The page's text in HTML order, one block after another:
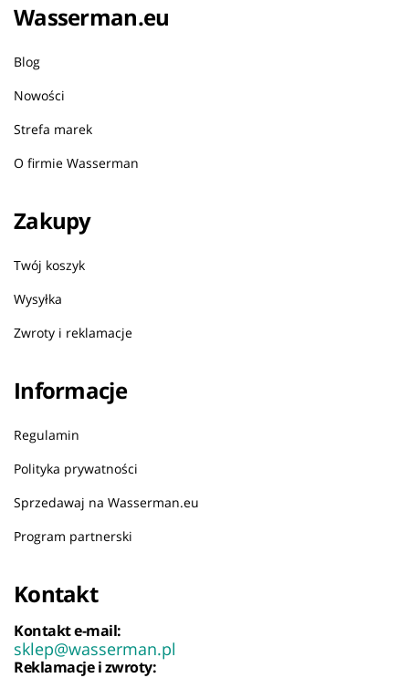
Wasserman.eu
Blog
Nowości
Strefa marek
O firmie Wasserman
Zakupy
Twój koszyk
Wysyłka
Zwroty i reklamacje
Informacje
Regulamin
Polityka prywatności
Sprzedawaj na Wasserman.eu
Program partnerski
Kontakt
Kontakt e-mail:
sklep@wasserman.pl
Reklamacje i zwroty: